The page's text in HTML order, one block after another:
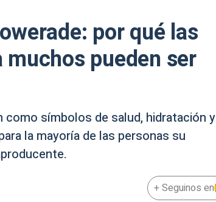
por qué las
pueden ser
como símbolos de salud, hidratación y
la mayoría de las personas su
+ Seguinos en